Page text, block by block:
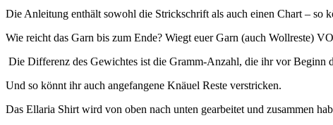
Die Anleitung enthält sowohl die Strickschrift als auch einen Chart – so
Wie reicht das Garn bis zum Ende? Wiegt euer Garn (auch Wollreste)
Die Differenz des Gewichtes ist die Gramm-Anzahl, die ihr vor Beginn
Und so könnt ihr auch angefangene Knäuel Reste verstricken.
Das Ellaria Shirt wird von oben nach unten gearbeitet und zusammen